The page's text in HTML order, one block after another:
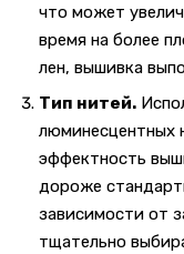
что может
время на более
лен, вышивка
Тип нитей.
люминесцентных
эффектность
дороже
зависимости от
тщательно